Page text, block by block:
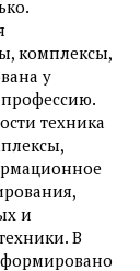
комплексы,
у
техника
и
В